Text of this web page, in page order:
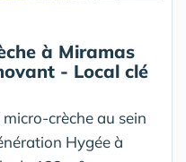
à Miramas
- Local clé
crèche au sein
Hygée à